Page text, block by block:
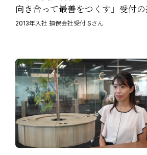
向き合って最善をつくす」受付
2013年入社 損保会社受付 Sさん